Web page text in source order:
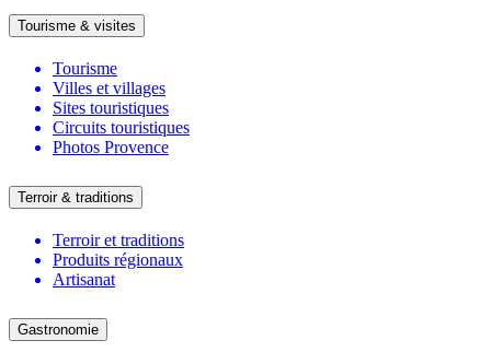
Tourisme & visites
Tourisme
Villes et villages
Sites touristiques
Circuits touristiques
Photos Provence
Terroir & traditions
Terroir et traditions
Produits régionaux
Artisanat
Gastronomie